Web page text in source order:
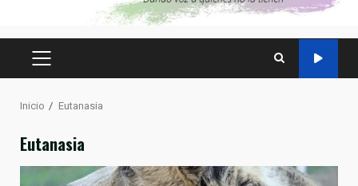
MENÚ
Inicio Eutanasia
Eutanasia